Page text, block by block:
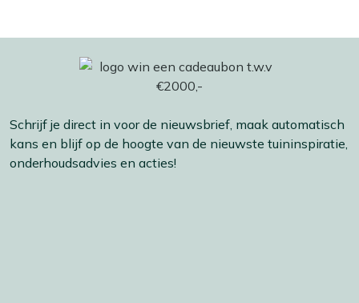
Schrijf je direct in voor de nieuwsbrief, maak automatisch
kans en blijf op de hoogte van de nieuwste tuininspiratie,
onderhoudsadvies en acties!